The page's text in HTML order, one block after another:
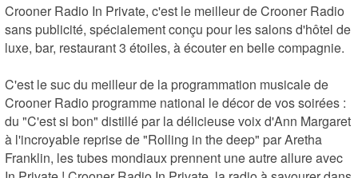
Crooner Radio In Private, c'est le meilleur de Crooner Radio
sans publicité, spécialement conçu pour les salons d'hôtel de
luxe, bar, restaurant 3 étoiles, à écouter en belle compagnie.
C'est le suc du meilleur de la programmation musicale de
Crooner Radio programme national le décor de vos soirées :
du "C'est si bon" distillé par la délicieuse voix d'Ann Margaret
à l'incroyable reprise de "Rolling in the deep" par Aretha
Franklin, les tubes mondiaux prennent une autre allure avec